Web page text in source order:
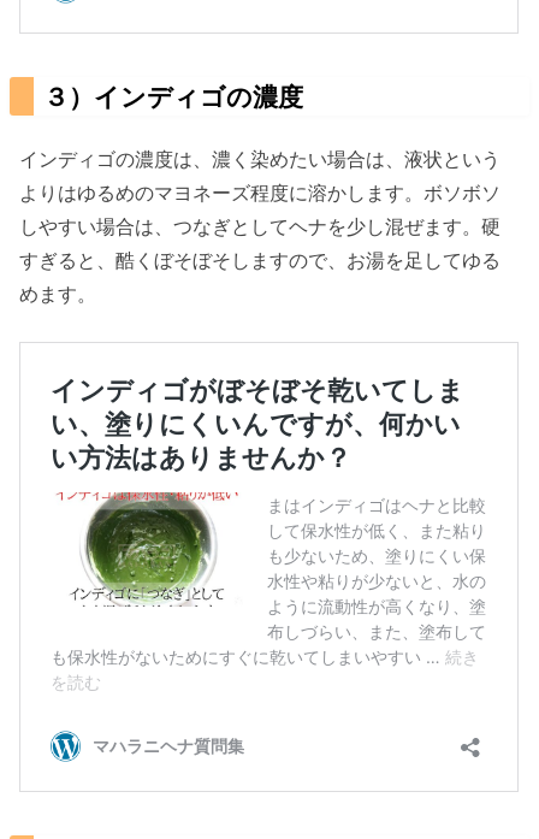
３）インディゴの濃度
インディゴの濃度は、濃く染めたい場合は、液状という
よりはゆるめのマヨネーズ程度に溶かします。ボソボソ
しやすい場合は、つなぎとしてヘナを少し混ぜます。硬
すぎると、酷くぼそぼそしますので、お湯を足してゆる
めます。